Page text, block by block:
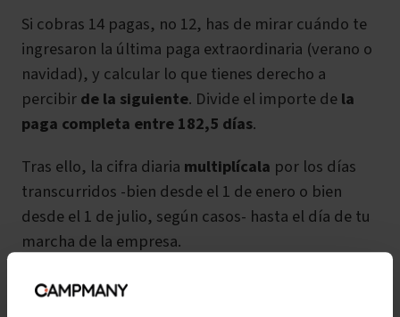
Si cobras 14 pagas, no 12, has de mirar cuándo te
ingresaron la última paga extraordinaria (verano o
navidad), y calcular lo que tienes derecho a
percibirdela siguiente. Divide el importe dela
paga completa entre 182,5 días.
Tras ello, la cifra diaria multiplícala por los días
transcurridos -bien desde el 1 de enero o bien
desde el 1 de julio, según casos- hasta el día de tu
marcha de la empresa.